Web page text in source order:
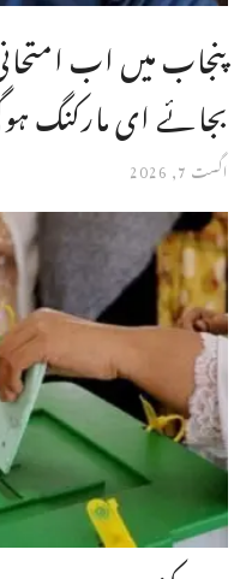
پنجاب میں اب
بجائے ای مارکنگ
اگست 7, 2026